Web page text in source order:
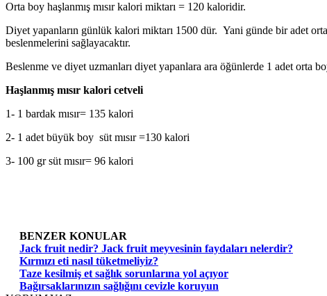
Orta boy haşlanmış mısır kalori miktarı = 120 kaloridir.
Diyet yapanların günlük kalori miktarı 1500 dür. Yani günde bir adet
beslenmelerini sağlayacaktır.
Beslenme ve diyet uzmanları diyet yapanlara ara öğünlerde 1 adet orta
Haşlanmış mısır kalori cetveli
1- 1 bardak mısır= 135 kalori
2- 1 adet büyük boy süt mısır =130 kalori
3- 100 gr süt mısır= 96 kalori
BENZER KONULAR
Jack fruit nedir? Jack fruit meyvesinin faydaları nelerdir?
Kırmızı eti nasıl tüketmeliyiz?
Taze kesilmiş et sağlık sorunlarına yol açıyor
Bağırsaklarınızın sağlığını cevizle koruyun